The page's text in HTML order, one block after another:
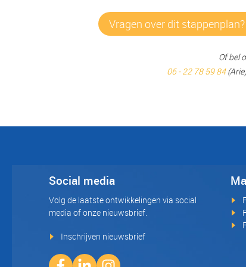
Vragen over dit
Of bel
06 - 22 78 59 84
Social media
Volg de laatste ontwikkelingen via social
media of onze nieuwsbrief.
Inschrijven nieuwsbrief